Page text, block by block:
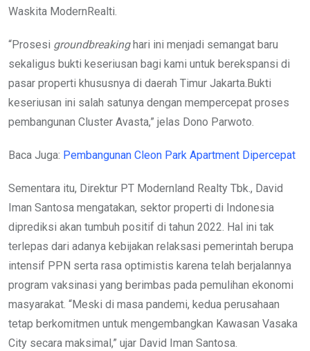
Waskita ModernRealti.
“Prosesi groundbreaking hari ini menjadi semangat baru
sekaligus bukti keseriusan bagi kami untuk berekspansi di
pasar properti khususnya di daerah Timur Jakarta.Bukti
keseriusan ini salah satunya dengan mempercepat proses
pembangunan Cluster Avasta,” jelas Dono Parwoto.
Baca Juga: Pembangunan Cleon Park Apartment Dipercepat
Sementara itu, Direktur PT Modernland Realty Tbk., David
Iman Santosa mengatakan, sektor properti di Indonesia
diprediksi akan tumbuh positif di tahun 2022. Hal ini tak
terlepas dari adanya kebijakan relaksasi pemerintah berupa
intensif PPN serta rasa optimistis karena telah berjalannya
program vaksinasi yang berimbas pada pemulihan ekonomi
masyarakat. “Meski di masa pandemi, kedua perusahaan
tetap berkomitmen untuk mengembangkan Kawasan Vasaka
City secara maksimal,” ujar David Iman Santosa.